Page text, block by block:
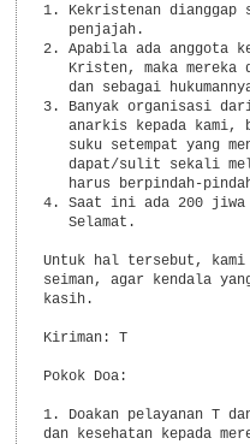
1. Kekristenan dianggap
   penjajah.
2. Apabila ada anggota
Kristen, maka mereka
dan sebagai
3. Banyak organisasi dari
anarkis kepada kami,
suku setempat yang
dapat/sulit sekali
harus berpindah-
4. Saat ini ada 200 jiwa
   Selamat.
Untuk hal tersebut, kami
seiman, agar kendala
kasih.
Kiriman: T
Pokok Doa:
1. Doakan pelayanan T
dan kesehatan kepada